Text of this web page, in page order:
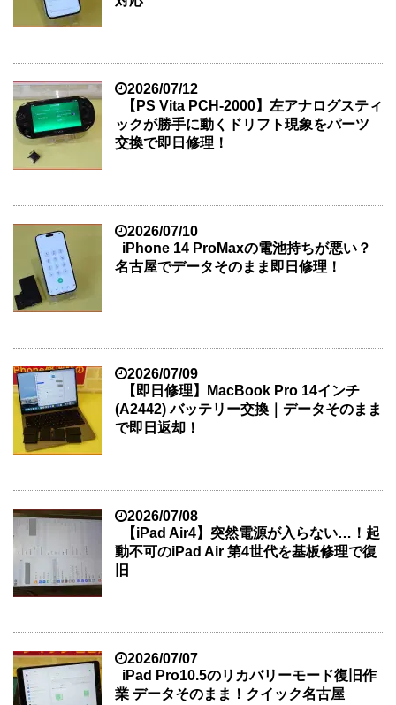
2026/07/12
【PS Vita PCH-2000】左アナログスティ
ックが勝手に動くドリフト現象をパーツ
交換で即日修理！
2026/07/10
iPhone 14 ProMaxの電池持ちが悪い？
名古屋でデータそのまま即日修理！
2026/07/09
【即日修理】MacBook Pro 14インチ
(A2442) バッテリー交換｜データそのまま
で即日返却！
2026/07/08
【iPad Air4】突然電源が入らない…！起
動不可のiPad Air 第4世代を基板修理で復
旧
2026/07/07
iPad Pro10.5のリカバリーモード復旧作
業 データそのまま！クイック名古屋